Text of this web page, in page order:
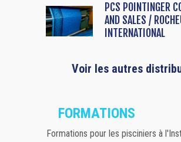
PCS POINTINGER
AND SALES /
INTERNATIONAL
Voir les autres
FORMATIONS
Formations pour les pisciniers à